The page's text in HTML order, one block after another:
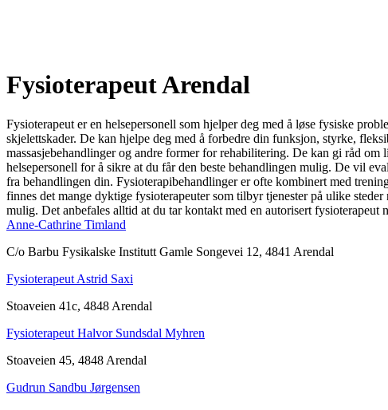
Fysioterapeut Arendal
Fysioterapeut er en helsepersonell som hjelper deg med å løse fysiske
skjelettskader. De kan hjelpe deg med å forbedre din funksjon, styrke,
massasjebehandlinger og andre former for rehabilitering. De kan gi råd
helsepersonell for å sikre at du får den beste behandlingen mulig. De vil
fra behandlingen din. Fysioterapibehandlinger er ofte kombinert med
finnes det mange dyktige fysioterapeuter som tilbyr tjenester på ulike
mulig. Det anbefales alltid at du tar kontakt med en autorisert
Anne-Cathrine Timland
C/o Barbu Fysikalske Institutt Gamle Songevei 12, 4841 Arendal
Fysioterapeut Astrid Saxi
Stoaveien 41c, 4848 Arendal
Fysioterapeut Halvor Sundsdal Myhren
Stoaveien 45, 4848 Arendal
Gudrun Sandbu Jørgensen